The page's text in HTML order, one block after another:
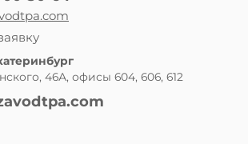
46А, офисы 604, 606, 612